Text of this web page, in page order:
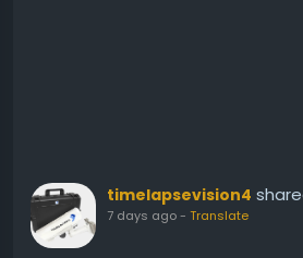
timelapsevision4
7 days ago- Translate